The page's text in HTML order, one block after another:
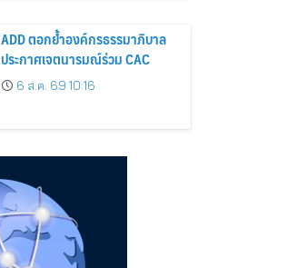
ADD ตอกย้ำองค์กรธรรมาภิบาล
ประกาศเจตนารมณ์ร่วม CAC
6 ส.ค. 69 10:16